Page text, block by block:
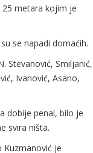
25 metara kojim je
se napadi domaćih.
Stevanović, Smiljanić,
Ivanović, Asano,
dobije penal, bilo je
svira ništa.
Kuzmanović je